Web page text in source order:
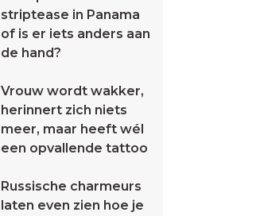
striptease in Panama
of is er iets anders aan
de hand?
Vrouw wordt wakker,
herinnert zich niets
meer, maar heeft wél
een opvallende tattoo
Russische charmeurs
laten even zien hoe je